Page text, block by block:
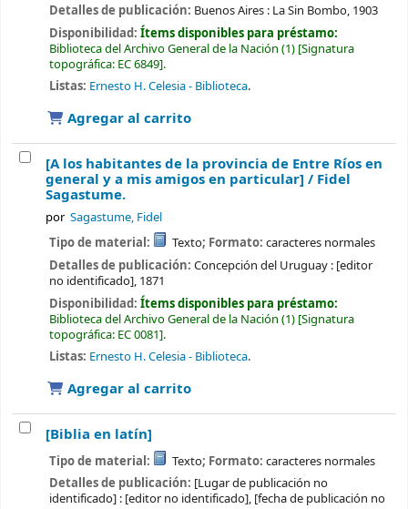
Detalles de publicación: Buenos Aires : La Sin Bombo, 1903
Disponibilidad: Ítems disponibles para préstamo:
Biblioteca del Archivo General de la Nación (1) Signatura
topográfica: EC 6849 .
Listas: Ernesto H. Celesia - Biblioteca.
Agregar al carrito
[A los habitantes de la provincia de Entre Ríos en
general y a mis amigos en particular] / Fidel
Sagastume.
por Sagastume, Fidel
Tipo de material: Texto; Formato:caracteres normales
Detalles de publicación: Concepción del Uruguay : [editor
no identificado], 1871
Disponibilidad: Ítems disponibles para préstamo:
Biblioteca del Archivo General de la Nación (1) Signatura
topográfica: EC 0081 .
Listas: Ernesto H. Celesia - Biblioteca.
Agregar al carrito
[Biblia en latín]
Tipo de material: Texto; Formato:caracteres normales
Detalles de publicación: [Lugar de publicación no
identificado] : [editor no identificado], [fecha de publicación no